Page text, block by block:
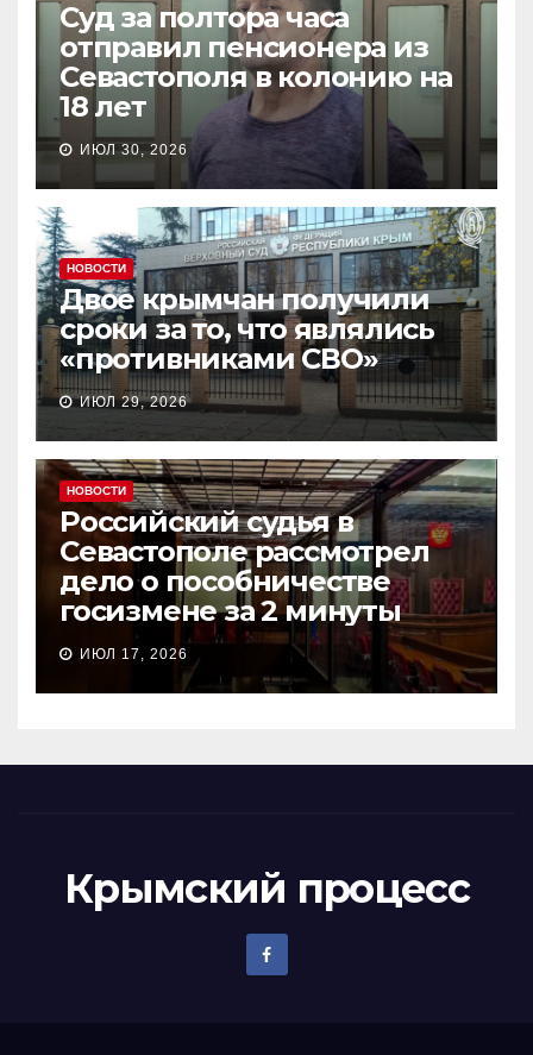
Суд за полтора часа
отправил пенсионера из
Севастополя в колонию на
18 лет
ИЮЛ 30, 2026
НОВОСТИ
Двое крымчан получили
сроки за то, что являлись
«противниками СВО»
ИЮЛ 29, 2026
НОВОСТИ
Российский судья в
Севастополе рассмотрел
дело о пособничестве
госизмене за 2 минуты
ИЮЛ 17, 2026
Крымский процесс